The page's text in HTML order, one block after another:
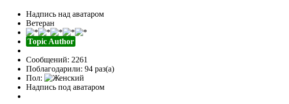
Надпись над аватаром
Ветеран
Topic Author
Сообщений: 2261
Поблагодарили: 94 раз(а)
Пол:
Надпись под аватаром